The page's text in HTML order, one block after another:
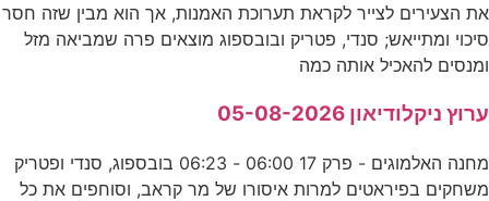
את הצעירים לצייר לקראת תערוכת האמנות, אך הוא מבין שזה חסר
סיכוי ומתייאש; סנדי, פטריק ובובספוג מוצאים פרה שמביאה מזל
ומנסים להאכיל אותה כמה
ערוץ ניקלודיאון 05-08-2026
מחנה האלמוגים - פרק 17 06:00 - 06:23 בובספוג, סנדי ופטריק
משחקים בפיראטים למרות איסורו של מר קראב, וסוחפים את כל